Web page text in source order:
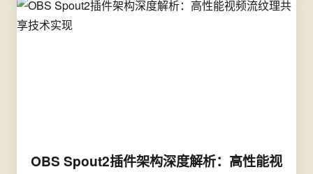
OBS Spout2插件架构深度解析：高性能视